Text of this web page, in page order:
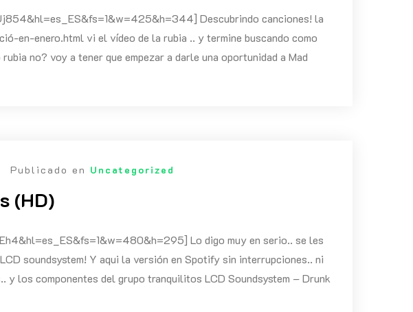
Descubrindo canciones! la
enero.html vi el vídeo de la rubia .. y termine buscando como
no? voy a tener que empezar a darle una oportunidad a Mad
Publicado en Uncategorized
(HD)
Lo digo muy en serio.. se les
soundsystem! Y aqui la versión en Spotify sin interrupciones.. ni
los componentes del grupo tranquilitos LCD Soundsystem – Drunk